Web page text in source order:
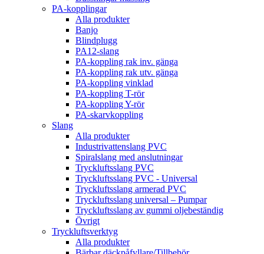
PA-kopplingar
Alla produkter
Banjo
Blindplugg
PA12-slang
PA-koppling rak inv. gänga
PA-koppling rak utv. gänga
PA-koppling vinklad
PA-koppling T-rör
PA-koppling Y-rör
PA-skarvkoppling
Slang
Alla produkter
Industrivattenslang PVC
Spiralslang med anslutningar
Tryckluftsslang PVC
Tryckluftsslang PVC - Universal
Tryckluftsslang armerad PVC
Tryckluftsslang universal – Pumpar
Tryckluftsslang av gummi oljebeständig
Övrigt
Tryckluftsverktyg
Alla produkter